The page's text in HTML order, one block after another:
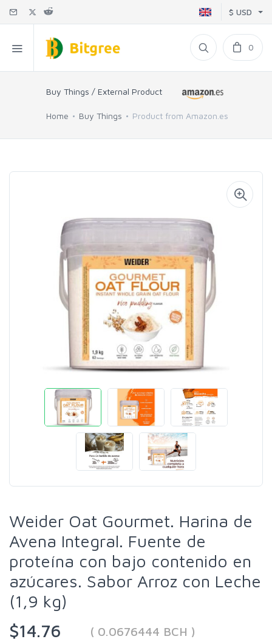
$ USD
0
Buy Things / External Product
Home Buy Things Product from Amazon.es
Weider Oat Gourmet. Harina de
Avena Integral. Fuente de
proteína con bajo contenido en
azúcares. Sabor Arroz con Leche
(1,9 kg)
$14.76
( 0.0676444 BCH )